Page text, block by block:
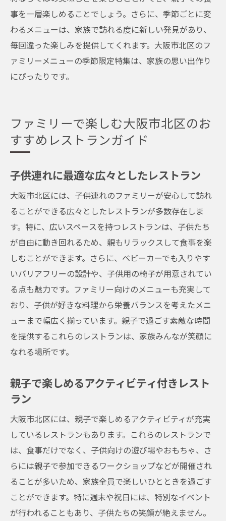
事を一層楽しめることでしょう。さらに、季節ごとに変
わるメニューは、家族で訪れる度に新しい発見があり、
毎回違った楽しみを提供してくれます。大阪市北区のフ
ァミリーメニューの季節限定特集は、家族の思い出作り
にぴったりです。
ファミリーで楽しむ大阪市北区のお
すすめレストランガイド
子供連れに最適な広々としたレストラン
大阪市北区には、子供連れのファミリーが安心して訪れ
ることができる広々としたレストランが多数存在しま
す。特に、広いスペースを持つレストランは、子供たち
が自由に動き回れるため、親もリラックスして食事を楽
しむことができます。さらに、ベビーカーでも入りやす
いバリアフリーの設計や、子供用の椅子が用意されてい
る点も魅力です。ファミリー向けのメニューも充実して
おり、子供が好きな料理から栄養バランスを考えたメニ
ューまで幅広く揃っています。親子で過ごす素敵な時間
を提供するこれらのレストランは、家族みんなが笑顔に
なれる場所です。
親子で楽しめるアクティビティ付きレスト
ラン
大阪市北区には、親子で楽しめるアクティビティが充実
しているレストランもあります。これらのレストランで
は、食事だけでなく、子供向けの遊び場やおもちゃ、さ
らには親子で参加できるワークショップなどが開催され
ることが多いため、家族全員で楽しいひとときを過ごす
ことができます。特に週末や祝日には、特別なイベント
が行われることもあり、子供たちの笑顔が絶えません。